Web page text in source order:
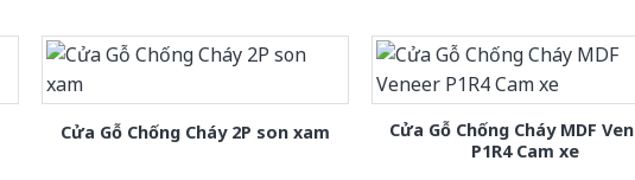
Cửa Gỗ Chống Cháy 2P son xam
Cửa Gỗ Chống Cháy MDF
P1R4 Cam xe